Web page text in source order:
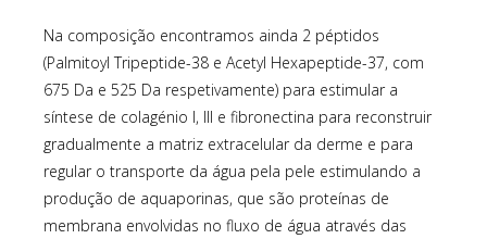
Na composição encontramos ainda 2 péptidos
(Palmitoyl Tripeptide-38 e Acetyl Hexapeptide-37, com
675 Da e 525 Da respetivamente) para estimular a
síntese de colagénio I, III e fibronectina para reconstruir
gradualmente a matriz extracelular da derme e para
regular o transporte da água pela pele estimulando a
produção de aquaporinas, que são proteínas de
membrana envolvidas no fluxo de água através das